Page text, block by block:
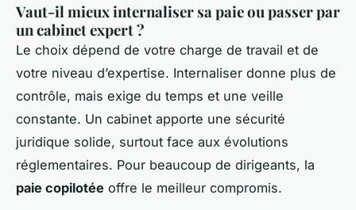
Vaut-il mieux internaliser sa paie ou passer par
un cabinet expert ?
Le choix dépend de votre charge de travail et de
votre niveau d’expertise. Internaliser donne plus de
contrôle, mais exige du temps et une veille
constante. Un cabinet apporte une sécurité
juridique solide, surtout face aux évolutions
réglementaires. Pour beaucoup de dirigeants, la
paie copilotée offre le meilleur compromis.